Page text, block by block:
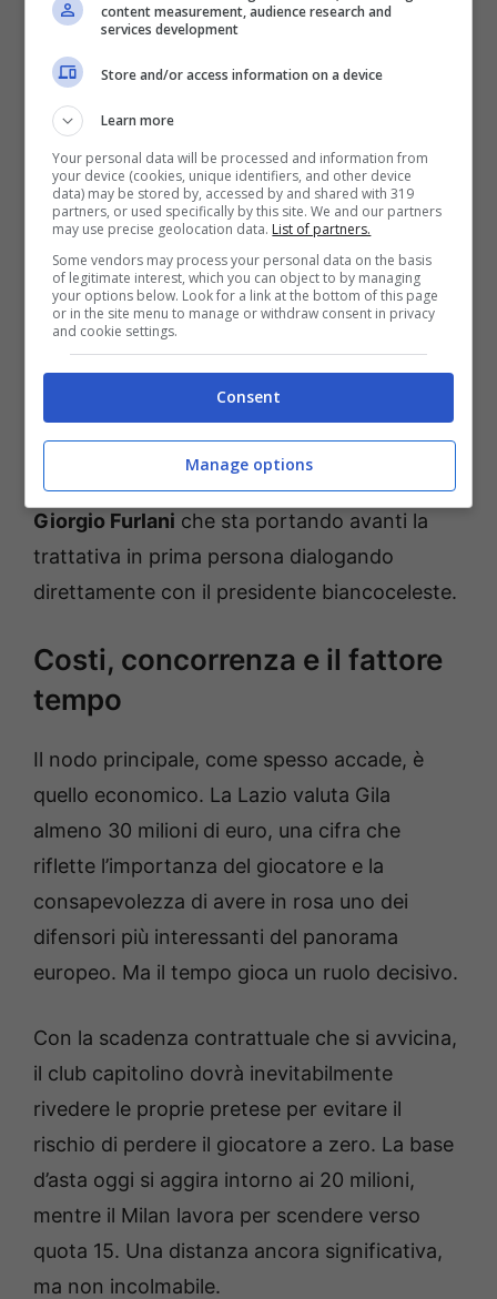
Il Milan ha sondato anche la possibilità di
anticipare i tempi con un trasferimento già
nella sessione invernale, ma la risposta della
Lazio è stata netta. Dopo aver incassato cifre
importanti dalle cessioni di Guendouzi al
Fenerbahce e Castellanos al West Ham, Lotito
non può permettersi un’altra uscita pesante a
metà stagione.
Da qui le smentite di rito e la volontà di
abbassare i riflettori su un’operazione che,
però, non si è mai davvero fermata. Secondo
quanto riportato da
contatti tra i club proseguono da giorni, con
Giorgio Furlani che sta portando avanti la
trattativa in prima persona dialogando
direttamente con il presidente biancoceleste.
Costi, concorrenza e il fattore
tempo
Il nodo principale, come spesso accade, è
quello economico. La Lazio valuta Gila
almeno 30 milioni di euro, una cifra che
riflette l’importanza del giocatore e la
consapevolezza di avere in rosa uno dei
difensori più interessanti del panorama
europeo. Ma il tempo gioca un ruolo decisivo.
Con la scadenza contrattuale che si avvicina,
il club capitolino dovrà inevitabilmente
rivedere le proprie pretese per evitare il
rischio di perdere il giocatore a zero. La base
d’asta oggi si aggira intorno ai 20 milioni,
mentre il Milan lavora per scendere verso
quota 15. Una distanza ancora significativa,
ma non incolmabile.
content measurement, audience research and
services development
Store and/or access information on a device
Learn more
Your personal data will be processed and information from
your device (cookies, unique identifiers, and other device
data) may be stored by, accessed by and shared with 319
partners, or used specifically by this site. We and our partners
may use precise geolocation data. List of partners.
Some vendors may process your personal data on the basis
of legitimate interest, which you can object to by managing
your options below. Look for a link at the bottom of this page
or in the site menu to manage or withdraw consent in privacy
and cookie settings.
Consent
Manage options